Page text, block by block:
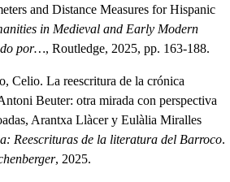
and Distance Measures for Hispanic
in Medieval and Early Modern
por…, Routledge, 2025, pp. 163-188.
Celio. La reescritura de la crónica
Beuter: otra mirada con perspectiva
Arantxa Llàcer y Eulàlia Miralles
Reescrituras de la literatura del Barroco.
, 2025.